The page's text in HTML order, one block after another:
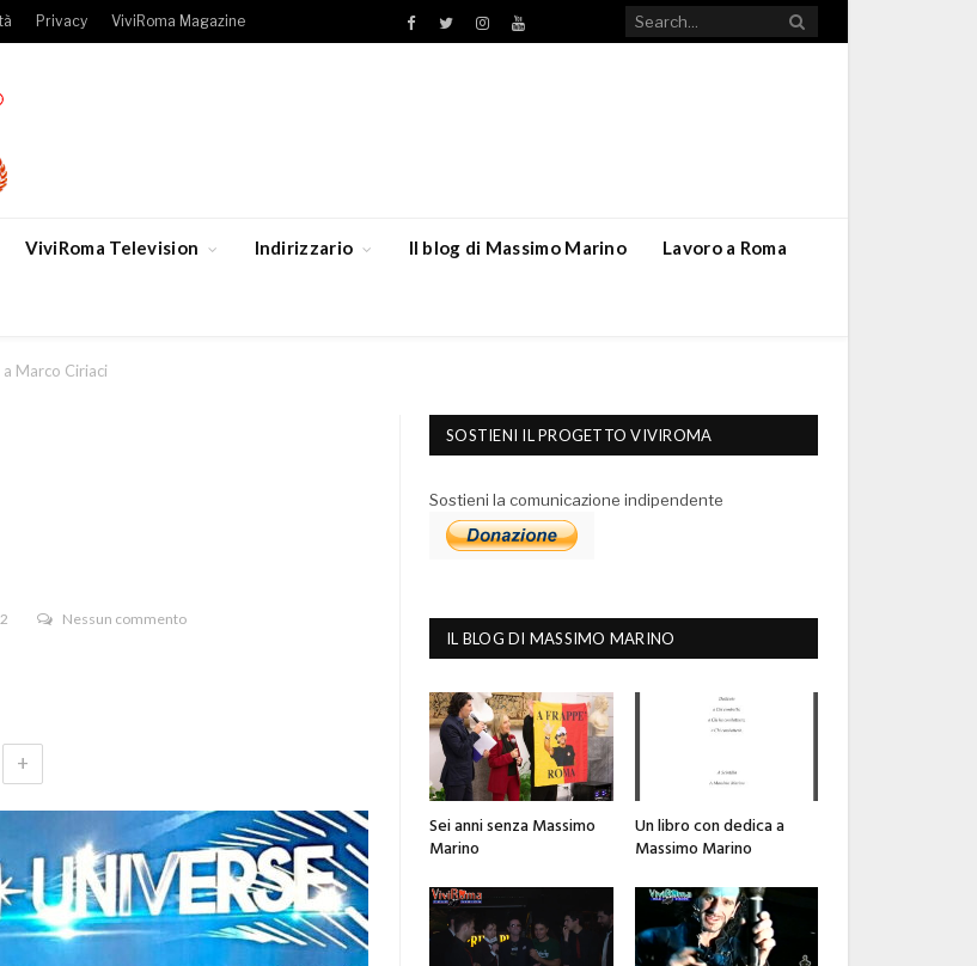
Privacy ViviRoma Magazine Facebook
TwitterInstagramYouTube
ViviRoma Television Indirizzario Il blog di Massimo Marino Lavoro a Roma
Marco Ciriaci
Nessun commento
+
SOSTIENI IL PROGETTO VIVIROMA
Sostieni la comunicazione indipendente
IL BLOG DI MASSIMO MARINO
Sei anni senza Massimo
Marino
Un libro con dedica a
Massimo Marino